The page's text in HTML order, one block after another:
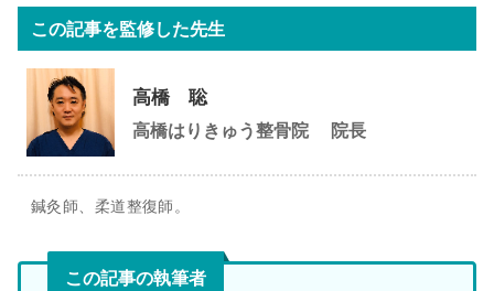
この記事を監修した先生
高橋 聡
高橋はりきゅう整骨院
院長
鍼灸師、柔道整復師。
この記事の執筆者